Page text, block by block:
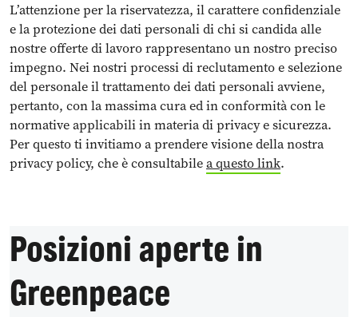
L’attenzione per la riservatezza, il carattere confidenziale
e la protezione dei dati personali di chi si candida alle
nostre offerte di lavoro rappresentano un nostro preciso
impegno. Nei nostri processi di reclutamento e selezione
del personale il trattamento dei dati personali avviene,
pertanto, con la massima cura ed in conformità con le
normative applicabili in materia di privacy e sicurezza.
Per questo ti invitiamo a prendere visione della nostra
privacy policy, che è consultabilea questo link.
Posizioni aperte in
Greenpeace